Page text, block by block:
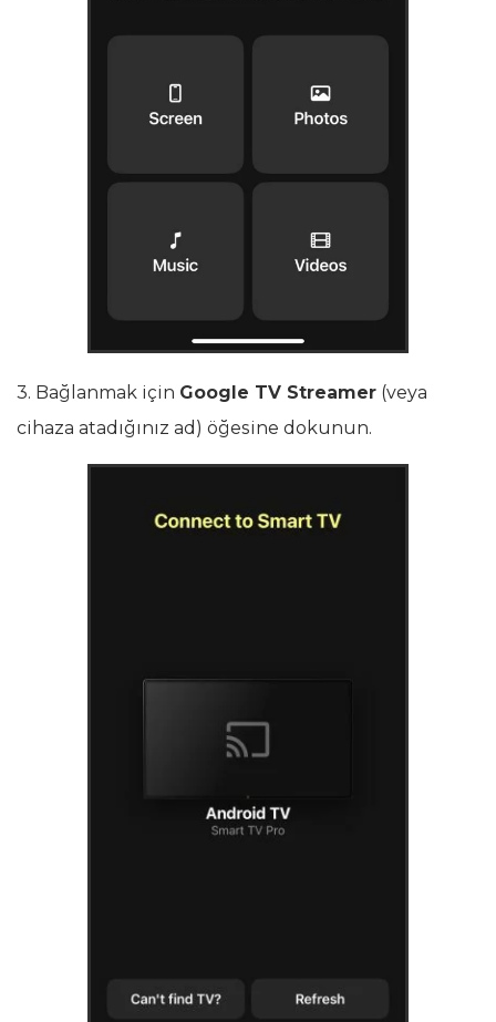
3. Bağlanmak için Google TV Streamer (veya
cihaza atadığınız ad) öğesine dokunun.